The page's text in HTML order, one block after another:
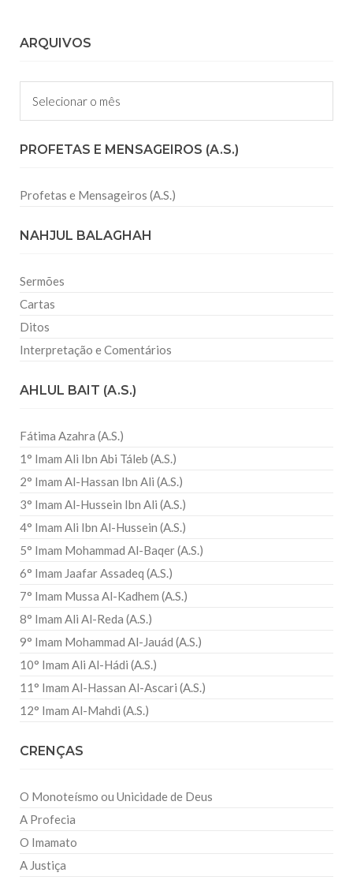
ARQUIVOS
Arquivos
PROFETAS E MENSAGEIROS (A.S.)
Profetas e Mensageiros (A.S.)
NAHJUL BALAGHAH
Sermões
Cartas
Ditos
Interpretação e Comentários
AHLUL BAIT (A.S.)
Fátima Azahra (A.S.)
1° Imam Ali Ibn Abi Táleb (A.S.)
2° Imam Al-Hassan Ibn Ali (A.S.)
3° Imam Al-Hussein Ibn Ali (A.S.)
4° Imam Ali Ibn Al-Hussein (A.S.)
5° Imam Mohammad Al-Baqer (A.S.)
6° Imam Jaafar Assadeq (A.S.)
7° Imam Mussa Al-Kadhem (A.S.)
8° Imam Ali Al-Reda (A.S.)
9° Imam Mohammad Al-Jauád (A.S.)
10° Imam Ali Al-Hádi (A.S.)
11° Imam Al-Hassan Al-Ascari (A.S.)
12° Imam Al-Mahdi (A.S.)
CRENÇAS
O Monoteísmo ou Unicidade de Deus
A Profecia
O Imamato
A Justiça